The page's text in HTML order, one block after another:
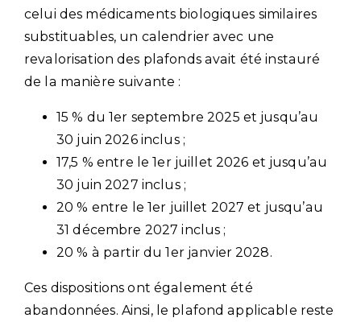
celui des médicaments biologiques similaires
substituables, un calendrier avec une
revalorisation des plafonds avait été instauré
de la manière suivante :
15 % du 1er septembre 2025 et jusqu’au
30 juin 2026 inclus ;
17,5 % entre le 1er juillet 2026 et jusqu’au
30 juin 2027 inclus ;
20 % entre le 1er juillet 2027 et jusqu’au
31 décembre 2027 inclus ;
20 % à partir du 1er janvier 2028.
Ces dispositions ont également été
abandonnées. Ainsi, le plafond applicable reste